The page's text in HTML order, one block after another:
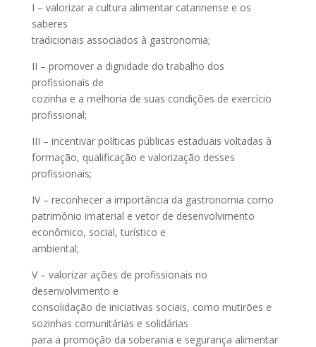
I – valorizar a cultura alimentar catarinense e os
saberes
tradicionais associados à gastronomia;
II – promover a dignidade do trabalho dos
profissionais de
cozinha e a melhoria de suas condições de exercício
profissional;
III – incentivar políticas públicas estaduais voltadas à
formação, qualificação e valorização desses
profissionais;
IV – reconhecer a importância da gastronomia como
patrimônio imaterial e vetor de desenvolvimento
econômico, social, turístico e
ambiental;
V – valorizar ações de profissionais no
desenvolvimento e
consolidação de iniciativas sociais, como mutirões e
sozinhas comunitárias e solidárias
para a promoção da soberania e segurança alimentar